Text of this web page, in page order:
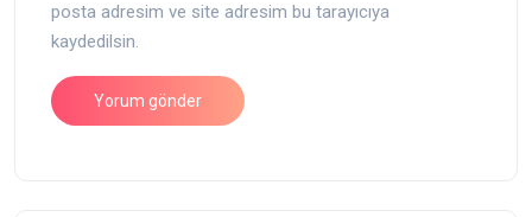
posta adresim ve site adresim bu tarayıcıya
kaydedilsin.